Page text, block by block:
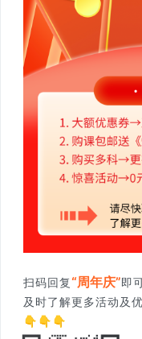
扫码回复“周年庆”即
及时了解更多活动及
👇👇👇